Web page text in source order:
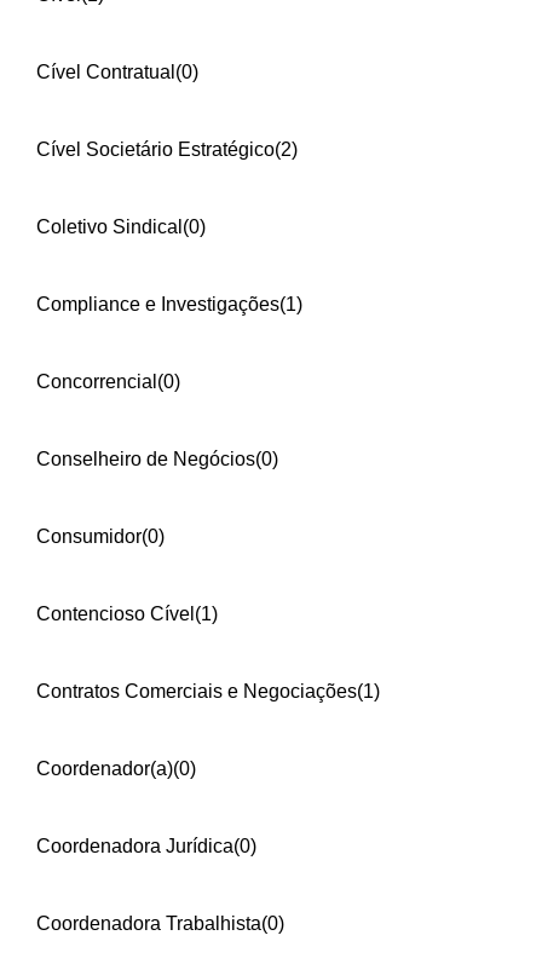
Cível Contratual (0)
Cível Societário Estratégico(2)
Coletivo Sindical (0)
Compliance e Investigações(1)
Concorrencial (0)
Conselheiro de Negócios(0)
Consumidor(0)
Contencioso Cível (1)
Contratos Comerciais e Negociações(1)
Coordenador(a)(0)
Coordenadora Jurídica(0)
Coordenadora Trabalhista(0)